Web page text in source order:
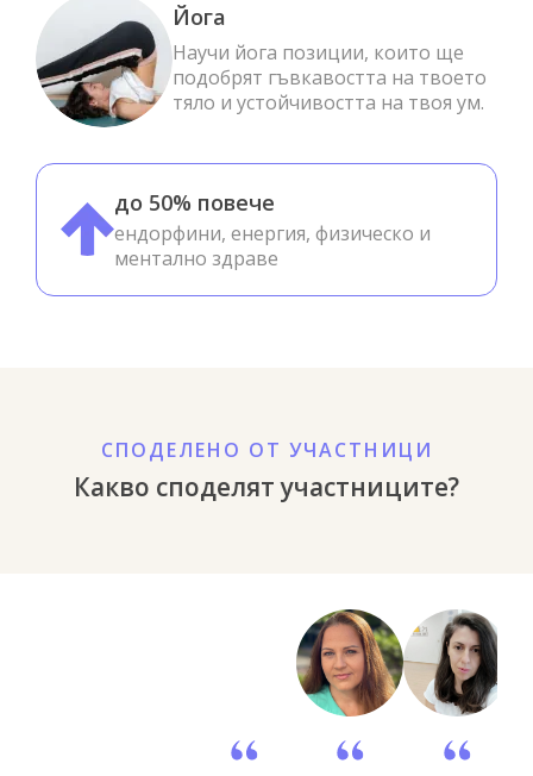
Йога
Научи йога позиции, които ще
подобрят гъвкавостта на твоето
тяло и устойчивостта на твоя ум.
до 50% повече
ендорфини, енергия, физическо и
ментално здраве
СПОДЕЛЕНО ОТ УЧАСТНИЦИ
Какво споделят участниците?